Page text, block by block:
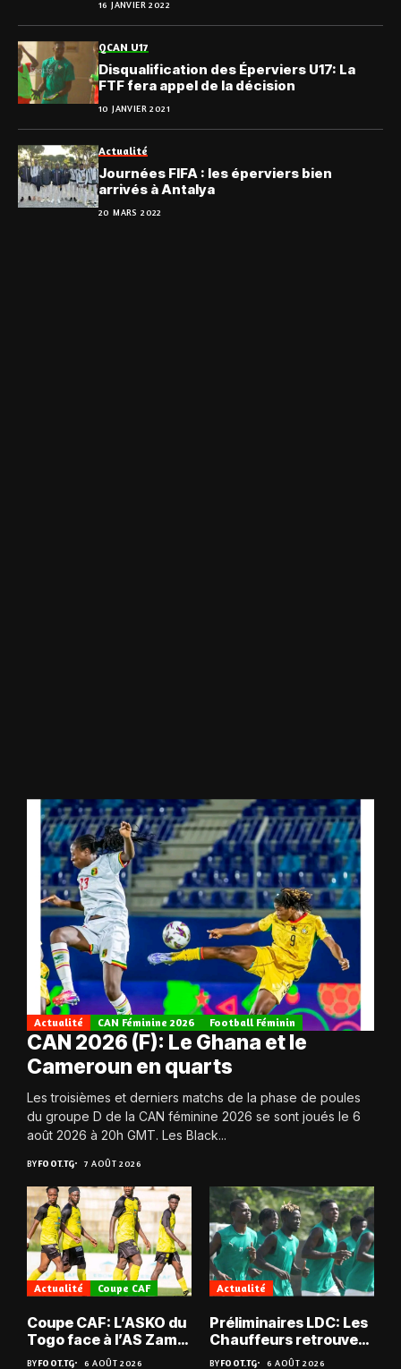
16 JANVIER 2022
QCAN U17
Disqualification des Éperviers U17: La
FTF fera appel de la décision
10 JANVIER 2021
Actualité
Journées FIFA : les éperviers bien
arrivés à Antalya
20 MARS 2022
Actualité CAN Féminine 2026 Football Féminin
CAN 2026 (F): Le Ghana et le
Cameroun en quarts
Les troisièmes et derniers matchs de la phase de poules
du groupe D de la CAN féminine 2026 se sont joués le 6
août 2026 à 20h GMT. Les Black...
BYFOOT.TG 7 AOÛT 2026
Actualité Coupe CAF
Coupe CAF: L’ASKO du
Togo face à l’AS Zam
du Niger
BYFOOT.TG 6 AOÛT 2026
Actualité
Préliminaires LDC: Les
Chauffeurs retrouvent
les Mimos
BYFOOT.TG 6 AOÛT 2026